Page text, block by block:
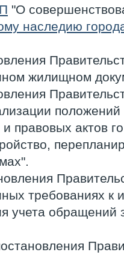
"О
наследию
жилищном
правовых актов
требованиях
учета обращений